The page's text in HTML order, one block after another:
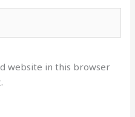
website in this browser